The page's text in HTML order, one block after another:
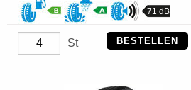
71 dB
St BESTELLEN